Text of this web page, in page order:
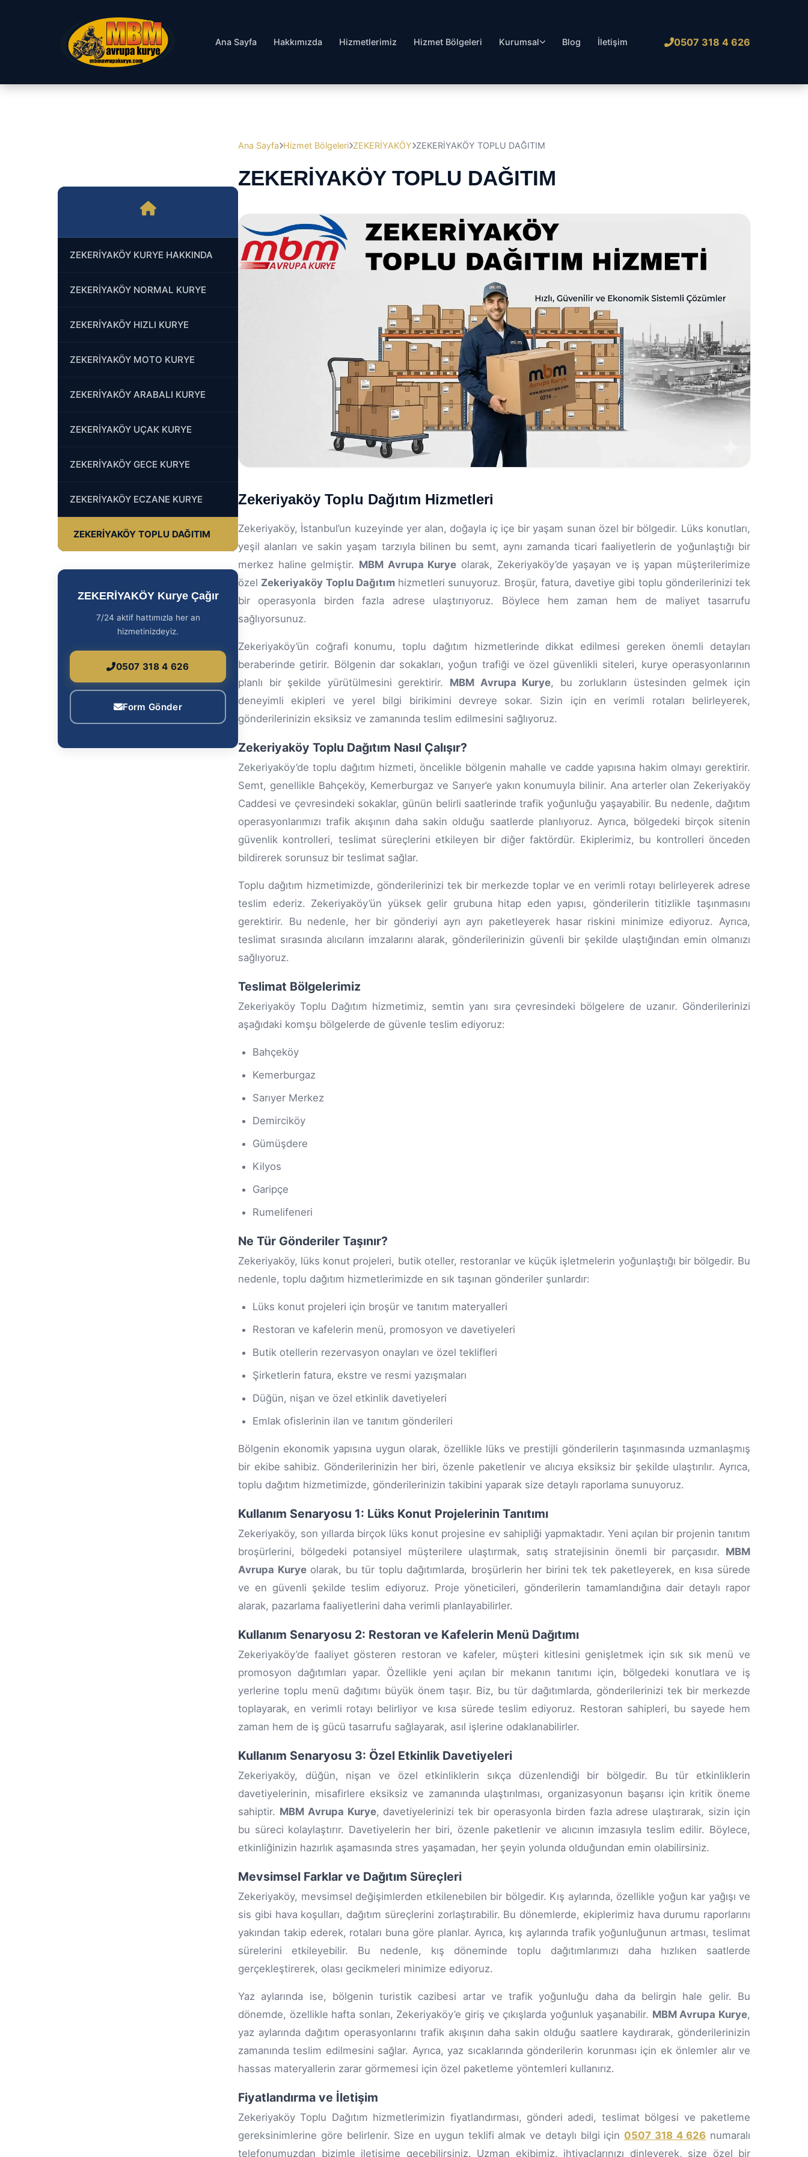
Ana Sayfa Hakkımızda Hizmetlerimiz Hizmet Bölgeleri Kurumsal Blog İletişim 0507 318 4 626
ZEKERİYAKÖY KURYE HAKKINDA
ZEKERİYAKÖY NORMAL KURYE
ZEKERİYAKÖY HIZLI KURYE
ZEKERİYAKÖY MOTO KURYE
ZEKERİYAKÖY ARABALI KURYE
ZEKERİYAKÖY UÇAK KURYE
ZEKERİYAKÖY GECE KURYE
ZEKERİYAKÖY ECZANE KURYE
ZEKERİYAKÖY TOPLU DAĞITIM
ZEKERİYAKÖY Kurye Çağır
7/24 aktif hattımızla her an
hizmetinizdeyiz.
0507 318 4 626
Form Gönder
Ana Sayfa Hizmet Bölgeleri ZEKERİYAKÖY ZEKERİYAKÖY TOPLU DAĞITIM
ZEKERİYAKÖY TOPLU DAĞITIM
Zekeriyaköy Toplu Dağıtım Hizmetleri
Zekeriyaköy, İstanbul’un kuzeyinde yer alan, doğayla iç içe bir yaşam sunan özel bir bölgedir. Lüks konutları,
yeşil alanları ve sakin yaşam tarzıyla bilinen bu semt, aynı zamanda ticari faaliyetlerin de yoğunlaştığı bir
merkez haline gelmiştir. MBM Avrupa Kurye olarak, Zekeriyaköy’de yaşayan ve iş yapan müşterilerimize
özel Zekeriyaköy Toplu Dağıtımhizmetleri sunuyoruz. Broşür, fatura, davetiye gibi toplu gönderilerinizi tek
bir operasyonla birden fazla adrese ulaştırıyoruz. Böylece hem zaman hem de maliyet tasarrufu
sağlıyorsunuz.
Zekeriyaköy’ün coğrafi konumu, toplu dağıtım hizmetlerinde dikkat edilmesi gereken önemli detayları
beraberinde getirir. Bölgenin dar sokakları, yoğun trafiği ve özel güvenlikli siteleri, kurye operasyonlarının
planlı bir şekilde yürütülmesini gerektirir. MBM Avrupa Kurye, bu zorlukların üstesinden gelmek için
deneyimli ekipleri ve yerel bilgi birikimini devreye sokar. Sizin için en verimli rotaları belirleyerek,
gönderilerinizin eksiksiz ve zamanında teslim edilmesini sağlıyoruz.
Zekeriyaköy Toplu Dağıtım Nasıl Çalışır?
Zekeriyaköy’de toplu dağıtım hizmeti, öncelikle bölgenin mahalle ve cadde yapısına hakim olmayı gerektirir.
Semt, genellikle Bahçeköy, Kemerburgaz ve Sarıyer’e yakın konumuyla bilinir. Ana arterler olan Zekeriyaköy
Caddesi ve çevresindeki sokaklar, günün belirli saatlerinde trafik yoğunluğu yaşayabilir. Bu nedenle, dağıtım
operasyonlarımızı trafik akışının daha sakin olduğu saatlerde planlıyoruz. Ayrıca, bölgedeki birçok sitenin
güvenlik kontrolleri, teslimat süreçlerini etkileyen bir diğer faktördür. Ekiplerimiz, bu kontrolleri önceden
bildirerek sorunsuz bir teslimat sağlar.
Toplu dağıtım hizmetimizde, gönderilerinizi tek bir merkezde toplar ve en verimli rotayı belirleyerek adrese
teslim ederiz. Zekeriyaköy’ün yüksek gelir grubuna hitap eden yapısı, gönderilerin titizlikle taşınmasını
gerektirir. Bu nedenle, her bir gönderiyi ayrı ayrı paketleyerek hasar riskini minimize ediyoruz. Ayrıca,
teslimat sırasında alıcıların imzalarını alarak, gönderilerinizin güvenli bir şekilde ulaştığından emin olmanızı
sağlıyoruz.
Teslimat Bölgelerimiz
Zekeriyaköy Toplu Dağıtım hizmetimiz, semtin yanı sıra çevresindeki bölgelere de uzanır. Gönderilerinizi
aşağıdaki komşu bölgelerde de güvenle teslim ediyoruz:
Bahçeköy
Kemerburgaz
Sarıyer Merkez
Demirciköy
Gümüşdere
Kilyos
Garipçe
Rumelifeneri
Ne Tür Gönderiler Taşınır?
Zekeriyaköy, lüks konut projeleri, butik oteller, restoranlar ve küçük işletmelerin yoğunlaştığı bir bölgedir. Bu
nedenle, toplu dağıtım hizmetlerimizde en sık taşınan gönderiler şunlardır:
Lüks konut projeleri için broşür ve tanıtım materyalleri
Restoran ve kafelerin menü, promosyon ve davetiyeleri
Butik otellerin rezervasyon onayları ve özel teklifleri
Şirketlerin fatura, ekstre ve resmi yazışmaları
Düğün, nişan ve özel etkinlik davetiyeleri
Emlak ofislerinin ilan ve tanıtım gönderileri
Bölgenin ekonomik yapısına uygun olarak, özellikle lüks ve prestijli gönderilerin taşınmasında uzmanlaşmış
bir ekibe sahibiz. Gönderilerinizin her biri, özenle paketlenir ve alıcıya eksiksiz bir şekilde ulaştırılır. Ayrıca,
toplu dağıtım hizmetimizde, gönderilerinizin takibini yaparak size detaylı raporlama sunuyoruz.
Kullanım Senaryosu 1: Lüks Konut Projelerinin Tanıtımı
Zekeriyaköy, son yıllarda birçok lüks konut projesine ev sahipliği yapmaktadır. Yeni açılan bir projenin tanıtım
broşürlerini, bölgedeki potansiyel müşterilere ulaştırmak, satış stratejisinin önemli bir parçasıdır. MBM
Avrupa Kuryeolarak, bu tür toplu dağıtımlarda, broşürlerin her birini tek tek paketleyerek, en kısa sürede
ve en güvenli şekilde teslim ediyoruz. Proje yöneticileri, gönderilerin tamamlandığına dair detaylı rapor
alarak, pazarlama faaliyetlerini daha verimli planlayabilirler.
Kullanım Senaryosu 2: Restoran ve Kafelerin Menü Dağıtımı
Zekeriyaköy’de faaliyet gösteren restoran ve kafeler, müşteri kitlesini genişletmek için sık sık menü ve
promosyon dağıtımları yapar. Özellikle yeni açılan bir mekanın tanıtımı için, bölgedeki konutlara ve iş
yerlerine toplu menü dağıtımı büyük önem taşır. Biz, bu tür dağıtımlarda, gönderilerinizi tek bir merkezde
toplayarak, en verimli rotayı belirliyor ve kısa sürede teslim ediyoruz. Restoran sahipleri, bu sayede hem
zaman hem de iş gücü tasarrufu sağlayarak, asıl işlerine odaklanabilirler.
Kullanım Senaryosu 3: Özel Etkinlik Davetiyeleri
Zekeriyaköy, düğün, nişan ve özel etkinliklerin sıkça düzenlendiği bir bölgedir. Bu tür etkinliklerin
davetiyelerinin, misafirlere eksiksiz ve zamanında ulaştırılması, organizasyonun başarısı için kritik öneme
sahiptir. MBM Avrupa Kurye, davetiyelerinizi tek bir operasyonla birden fazla adrese ulaştırarak, sizin için
bu süreci kolaylaştırır. Davetiyelerin her biri, özenle paketlenir ve alıcının imzasıyla teslim edilir. Böylece,
etkinliğinizin hazırlık aşamasında stres yaşamadan, her şeyin yolunda olduğundan emin olabilirsiniz.
Mevsimsel Farklar ve Dağıtım Süreçleri
Zekeriyaköy, mevsimsel değişimlerden etkilenebilen bir bölgedir. Kış aylarında, özellikle yoğun kar yağışı ve
sis gibi hava koşulları, dağıtım süreçlerini zorlaştırabilir. Bu dönemlerde, ekiplerimiz hava durumu raporlarını
yakından takip ederek, rotaları buna göre planlar. Ayrıca, kış aylarında trafik yoğunluğunun artması, teslimat
sürelerini etkileyebilir. Bu nedenle, kış döneminde toplu dağıtımlarımızı daha hızlıken saatlerde
gerçekleştirerek, olası gecikmeleri minimize ediyoruz.
Yaz aylarında ise, bölgenin turistik cazibesi artar ve trafik yoğunluğu daha da belirgin hale gelir. Bu
dönemde, özellikle hafta sonları, Zekeriyaköy’e giriş ve çıkışlarda yoğunluk yaşanabilir. MBM Avrupa Kurye,
yaz aylarında dağıtım operasyonlarını trafik akışının daha sakin olduğu saatlere kaydırarak, gönderilerinizin
zamanında teslim edilmesini sağlar. Ayrıca, yaz sıcaklarında gönderilerin korunması için ek önlemler alır ve
hassas materyallerin zarar görmemesi için özel paketleme yöntemleri kullanırız.
Fiyatlandırma ve İletişim
Zekeriyaköy Toplu Dağıtım hizmetlerimizin fiyatlandırması, gönderi adedi, teslimat bölgesi ve paketleme
gereksinimlerine göre belirlenir. Size en uygun teklifi almak ve detaylı bilgi için 0507 318 4 626 numaralı
telefonumuzdan bizimle iletişime geçebilirsiniz. Uzman ekibimiz, ihtiyaçlarınızı dinleyerek, size özel bir